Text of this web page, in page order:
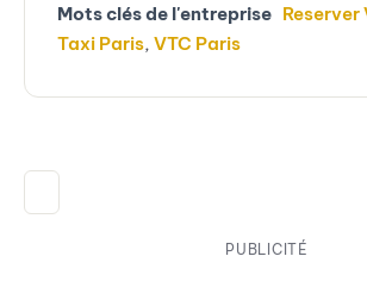
Mots clés de l'entreprise Reserver
Taxi Paris, VTC Paris
PUBLICITÉ